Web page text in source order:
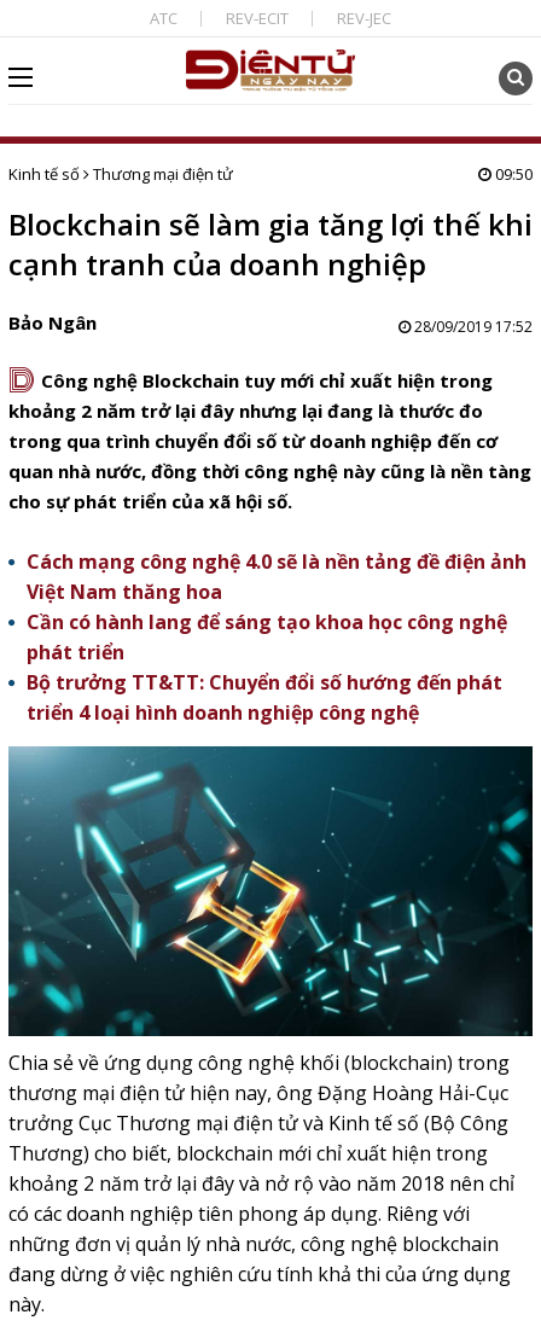
ATC REV-ECIT REV-JEC
Kinh tế số Thương mại điện tử 09:50
Blockchain sẽ làm gia tăng lợi thế khi
cạnh tranh của doanh nghiệp
Bảo Ngân 28/09/2019 17:52
D Công nghệ Blockchain tuy mới chỉ xuất hiện trong
khoảng 2 năm trở lại đây nhưng lại đang là thước đo
trong qua trình chuyển đổi số từ doanh nghiệp đến cơ
quan nhà nước, đồng thời công nghệ này cũng là nền tàng
cho sự phát triển của xã hội số.
Cách mạng công nghệ 4.0 sẽ là nền tảng đề điện ảnh
Việt Nam thăng hoa
Cần có hành lang để sáng tạo khoa học công nghệ
phát triển
Bộ trưởng TT&TT: Chuyển đổi số hướng đến phát
triển 4 loại hình doanh nghiệp công nghệ
Chia sẻ về ứng dụng công nghệ khối (blockchain) trong
thương mại điện tử hiện nay, ông Đặng Hoàng Hải-Cục
trưởng Cục Thương mại điện tử và Kinh tế số (Bộ Công
Thương) cho biết, blockchain mới chỉ xuất hiện trong
khoảng 2 năm trở lại đây và nở rộ vào năm 2018 nên chỉ
có các doanh nghiệp tiên phong áp dụng. Riêng với
những đơn vị quản lý nhà nước, công nghệ blockchain
đang dừng ở việc nghiên cứu tính khả thi của ứng dụng
này.